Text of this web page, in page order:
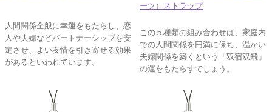
人間関係全般に幸運をもたらし、恋
人や夫婦などパートナーシップを安
定させ、よい友情を引き寄せる効果
があるといわれています。
ーツ）ストラップ
この５種類の組み合わせは、家庭内
での人間関係を円満に保ち、温かい
夫婦関係を築くという「双宿双飛」
の運をもたらすでしょう。